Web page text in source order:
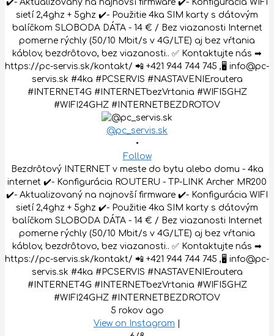
@pc_servis.sk
•
Follow
Bezdrôtový INTERNET v meste do bytu alebo domu - 4ka
internet ✔️- Konfigurácia ROUTERU - TP-LINK Archer MR200
✔️- Aktualizovaný na najnovší firmware ✔️- Konfigurácia WIFI
sietí 2,4ghz + 5ghz ✔️- Použitie 4ka SIM karty s dátovým
balíčkom SLOBODA DÁTA - 14 € / Bez viazanosti Internet
pomerne rýchly (50/10 Mbit/s v 4G/LTE) aj bez vŕtania
káblov, bezdrôtovo, bez viazanosti.. ✅ Kontaktujte nás ➡
https://pc-servis.sk/kontakt/ 📲 +421 944 744 745 ,🖥 info@pc-
servis.sk #4ka #PCSERVIS #NASTAVENIEroutera
#INTERNET4G #INTERNETbezVrtania #WIFI5GHZ
#WIFI24GHZ #INTERNETBEZDROTOV
5 rokov ago
View on Instagram |